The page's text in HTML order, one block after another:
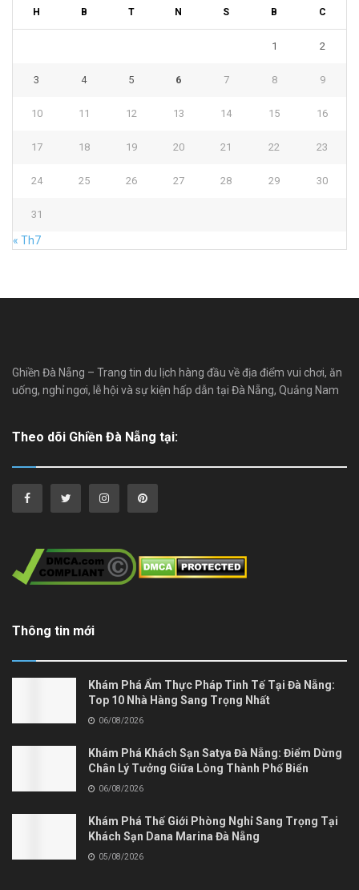
H B T N S B C
1 2
3 4 5 6 7 8 9
10 11 12 13 14 15 16
17 18 19 20 21 22 23
24 25 26 27 28 29 30
31
« Th7
Ghiền Đà Nẵng – Trang tin du lịch hàng đầu về địa điểm vui chơi, ăn
uống, nghỉ ngơi, lễ hội và sự kiện hấp dẫn tại Đà Nẵng, Quảng Nam
Theo dõi Ghiền Đà Nẵng tại:
Thông tin mới
Khám Phá Ẩm Thực Pháp Tinh Tế Tại Đà Nẵng:
Top 10 Nhà Hàng Sang Trọng Nhất
06/08/2026
Khám Phá Khách Sạn Satya Đà Nẵng: Điểm Dừng
Chân Lý Tưởng Giữa Lòng Thành Phố Biển
06/08/2026
Khám Phá Thế Giới Phòng Nghỉ Sang Trọng Tại
Khách Sạn Dana Marina Đà Nẵng
05/08/2026